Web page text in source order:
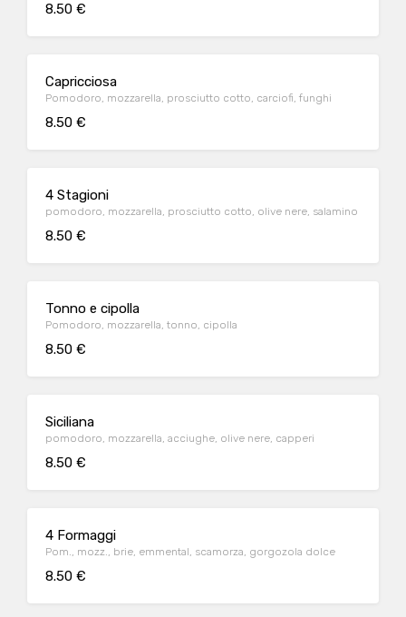
8.50 €
Capricciosa
Pomodoro, mozzarella, prosciutto cotto, carciofi, funghi
8.50 €
4 Stagioni
pomodoro, mozzarella, prosciutto cotto, olive nere, salamino
8.50 €
Tonno e cipolla
Pomodoro, mozzarella, tonno, cipolla
8.50 €
Siciliana
pomodoro, mozzarella, acciughe, olive nere, capperi
8.50 €
4 Formaggi
Pom., mozz., brie, emmental, scamorza, gorgozola dolce
8.50 €